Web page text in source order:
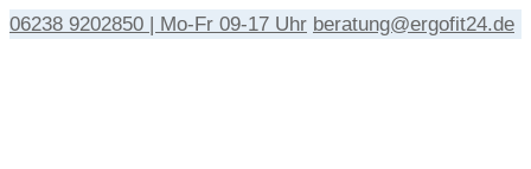
06238 9202850 | Mo-Fr 09-17 Uhr beratung@ergofit24.de